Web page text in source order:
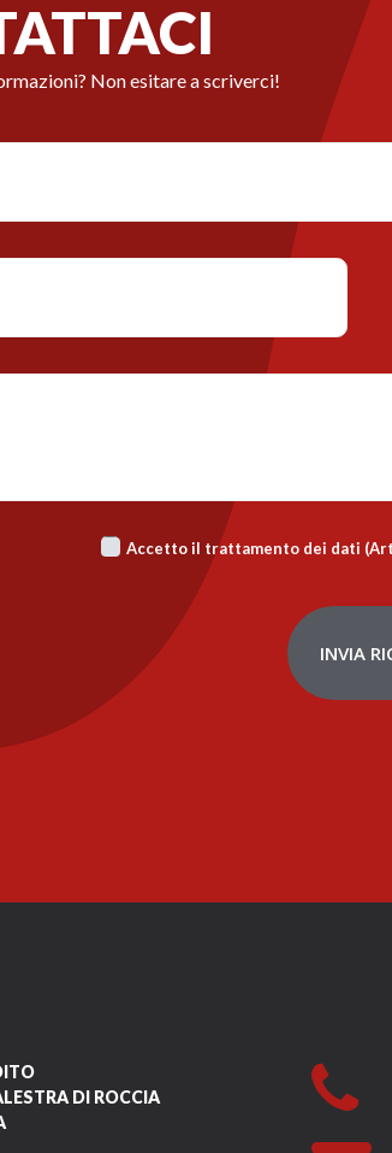
Non esitare a scriverci!
Accetto il trattamento dei dati
INVIA
DI ROCCIA